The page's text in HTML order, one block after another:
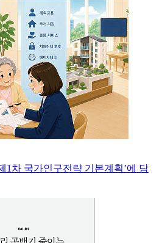
1차 국가인구전략 기본계획’에 담